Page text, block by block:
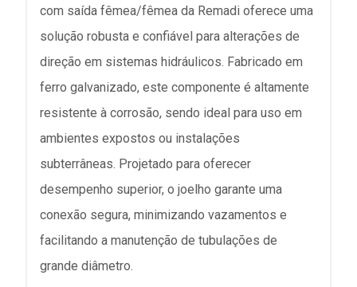
com saída fêmea/fêmea da Remadi oferece uma
solução robusta e confiável para alterações de
direção em sistemas hidráulicos. Fabricado em
ferro galvanizado, este componente é altamente
resistente à corrosão, sendo ideal para uso em
ambientes expostos ou instalações
subterrâneas. Projetado para oferecer
desempenho superior, o joelho garante uma
conexão segura, minimizando vazamentos e
facilitando a manutenção de tubulações de
grande diâmetro.